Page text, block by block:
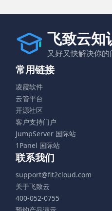
飞致云知
又好又快解决你的
常用链接
凌霞软件
云管平台
开源社区
客户支持门户
JumpServer 国际站
1Panel 国际站
联系我们
support@fit2cloud.com
关于飞致云
400-052-0755